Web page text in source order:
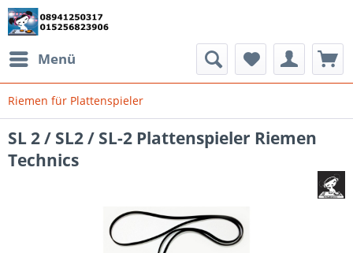
Menü
Riemen für Plattenspieler
SL 2 / SL2 / SL-2 Plattenspieler Riemen
Technics